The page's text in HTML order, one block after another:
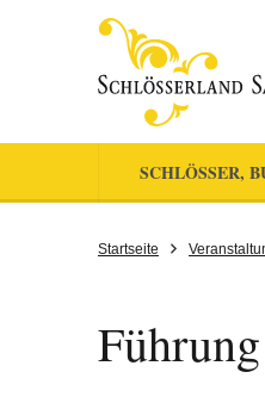
SCHLÖSSER,
Startseite